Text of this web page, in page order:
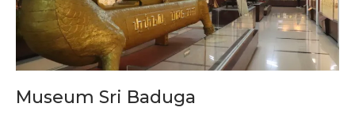
Museum Sri Baduga